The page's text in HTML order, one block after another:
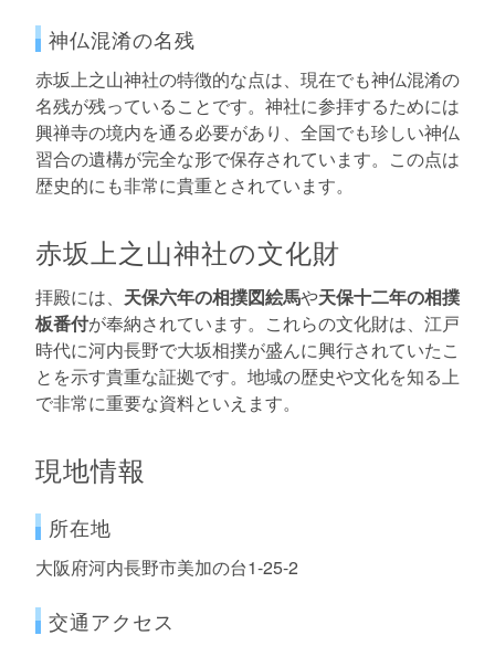
神仏混淆の名残
赤坂上之山神社の特徴的な点は、現在でも神仏混淆の
名残が残っていることです。神社に参拝するためには
興禅寺の境内を通る必要があり、全国でも珍しい神仏
習合の遺構が完全な形で保存されています。この点は
歴史的にも非常に貴重とされています。
赤坂上之山神社の文化財
拝殿には、 天保六年の相撲図絵馬や天保十二年の相撲
板番付が奉納されています。これらの文化財は、江戸
時代に河内長野で大坂相撲が盛んに興行されていたこ
とを示す貴重な証拠です。地域の歴史や文化を知る上
で非常に重要な資料といえます。
現地情報
所在地
大阪府河内長野市美加の台1-25-2
交通アクセス